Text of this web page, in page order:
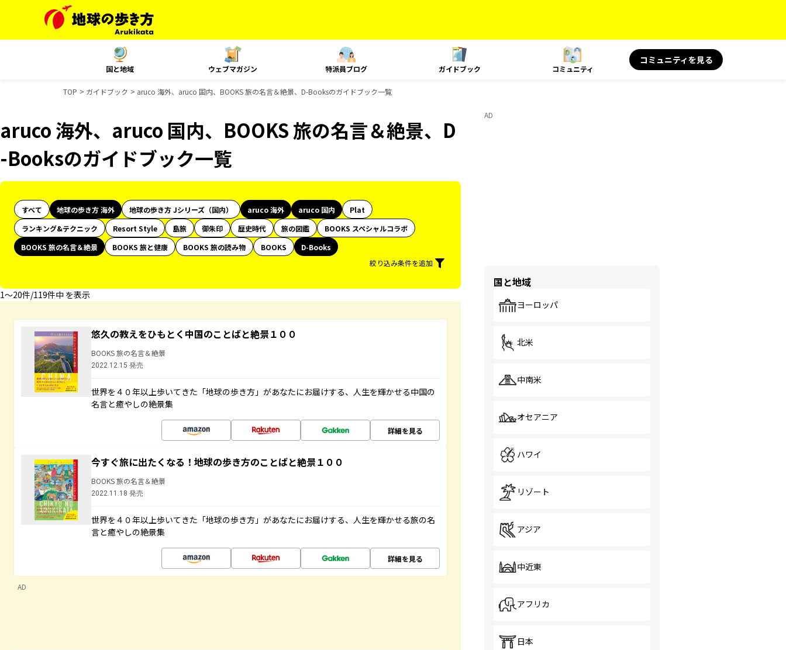
国と地域 ウェブマガジン 特派員ブログ ガイドブック コミュニティ
コミュニティを見る
TOP ガイドブック aruco 海外、aruco 国内、BOOKS 旅の名言＆絶景、D-Booksのガイドブック一覧
aruco 海外、aruco 国内、BOOKS 旅の名言＆絶景、D
-Booksのガイドブック一覧
すべて 地球の歩き方 海外 地球の歩き方 Jシリーズ（国内） aruco 海外 aruco 国内
Plat
ランキング&テクニック
Resort Style 島旅 御朱印 歴史時代 旅の図鑑
BOOKS スペシャルコラボ
BOOKS 旅の名言＆絶景
BOOKS 旅と健康 BOOKS 旅の読み物 BOOKS
D-Books
絞り込み条件を追加
1〜20件/119件中 を表示
悠久の教えをひもとく中国のことばと絶景１００
BOOKS 旅の名言＆絶景
2022.12.15 発売
世界を４０年以上歩いてきた「地球の歩き方」があなたにお届けする、人生を輝かせる中国の
名言と癒やしの絶景集
詳細を見る
今すぐ旅に出たくなる！地球の歩き方のことばと絶景１００
BOOKS 旅の名言＆絶景
2022.11.18 発売
世界を４０年以上歩いてきた「地球の歩き方」があなたにお届けする、人生を輝かせる旅の名
言と癒やしの絶景集
詳細を見る
AD
AD
国と地域
ヨーロッパ
北米
中南米
オセアニア
ハワイ
リゾート
アジア
中近東
アフリカ
日本